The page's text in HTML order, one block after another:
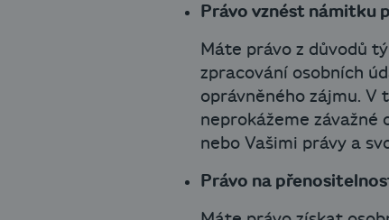
Právo vznést námitku
Máte právo z důvodů
zpracování osobních
oprávněného zájmu. V
neprokážeme závažné
nebo Vašimi právy a
Právo na